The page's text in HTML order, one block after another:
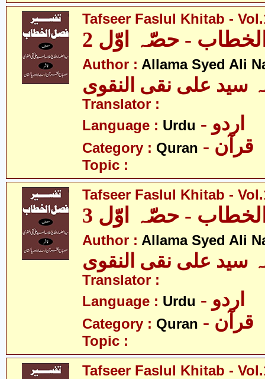
Tafseer Faslul Khitab -
- حصّہ اوّل 2
Author : Allama Syed Ali
سید علی نقی النقوی
Translator :
Language : Urdu - اردو
Category : Quran - قرآن
Topic :
Tafseer Faslul Khitab -
- حصّہ اوّل 3
Author : Allama Syed Ali
سید علی نقی النقوی
Translator :
Language : Urdu - اردو
Category : Quran - قرآن
Topic :
Tafseer Faslul Khitab -